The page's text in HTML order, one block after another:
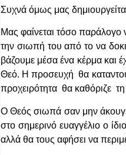
Συχνά όμως μας
Μας φαίνεται τόσο
την σιωπή του από το να
βάζουμε μέσα ένα κέρμα και
Θεό. Η προσευχή θα
προχειρότητα θα καθόριζε
Ο Θεός σιωπά σαν μην
στο σημερινό ευαγγέλιο ο
αλλά θα τους αφήσει να